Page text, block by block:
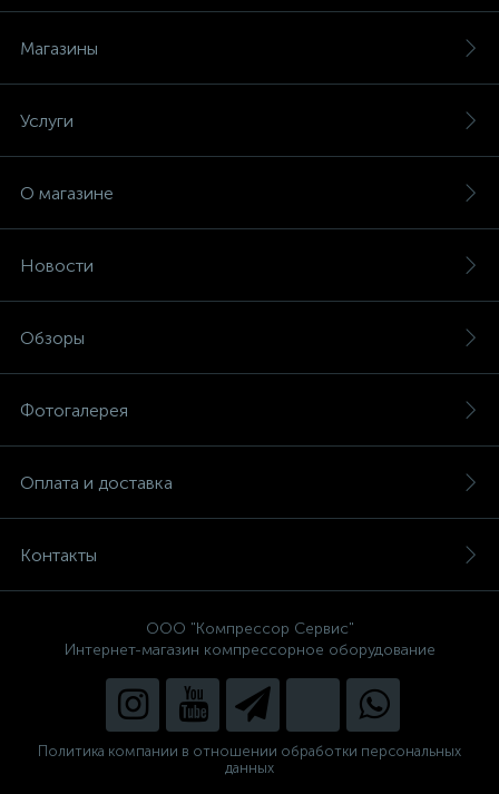
Магазины
Услуги
О магазине
Новости
Обзоры
Фотогалерея
Оплата и доставка
Контакты
ООО "Компрессор Сервис"
Интернет-магазин компрессорное оборудование
Политика компании в отношении обработки персональных
данных